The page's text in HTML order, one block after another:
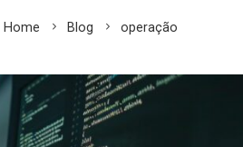
Home Blog operação